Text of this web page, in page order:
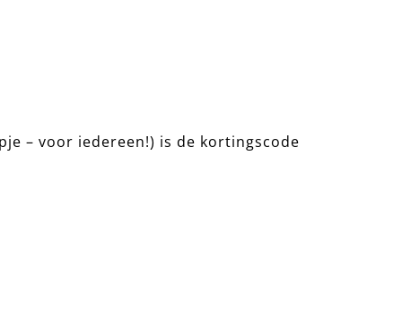
– voor iedereen!) is de kortingscode